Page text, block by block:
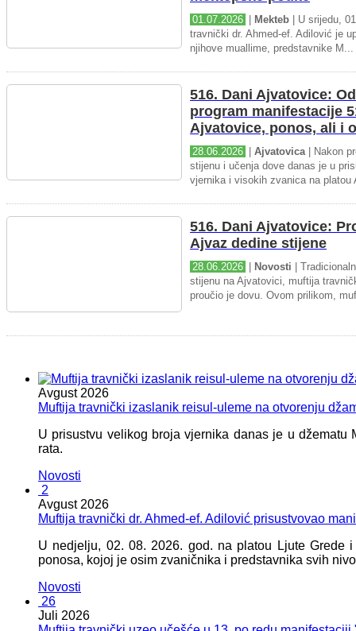
01.07.2026 Mekteb | U srijedu,
travnički dr. Ahmed-ef. Adilović je
njihove muallime, predstavnike M...
516. Dani Ajvatovice:
program manifestacije
Ajvatovice, ponos, ali i
28.06.2026 Ajvatovica| Nakon
stijenu i učenja dove danas je u
vjernika i visokih zvanica na platou
516. Dani Ajvatovice:
Ajvaz dedine stijene
28.06.2026 Novosti |
stijenu na Ajvatovici, muftija
proučio je dovu. Ovom prilikom,
Avgust 2026
Muftija travnički izaslanik reisul-uleme na otvorenju
U prisustvu velikog broja vjernika danas je u
rata.
Novosti
2
Avgust 2026
Muftija travnički dr. Ahmed-ef. Adilović prisustvovao
U nedjelju, 02. 08. 2026. god. na platou Ljute
ponosa, kojoj je osim zvaničnika i predstavnika svih
Novosti
26
Juli 2026